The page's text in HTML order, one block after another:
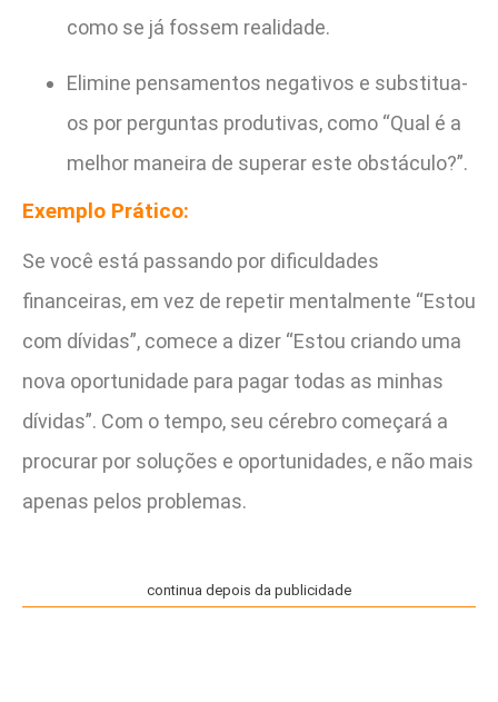
como se já fossem realidade.
Elimine pensamentos negativos e substitua-
os por perguntas produtivas, como “Qual é a
melhor maneira de superar este obstáculo?”.
Exemplo Prático:
Se você está passando por dificuldades
financeiras, em vez de repetir mentalmente “Estou
com dívidas”, comece a dizer “Estou criando uma
nova oportunidade para pagar todas as minhas
dívidas”. Com o tempo, seu cérebro começará a
procurar por soluções e oportunidades, e não mais
apenas pelos problemas.
continua depois da publicidade